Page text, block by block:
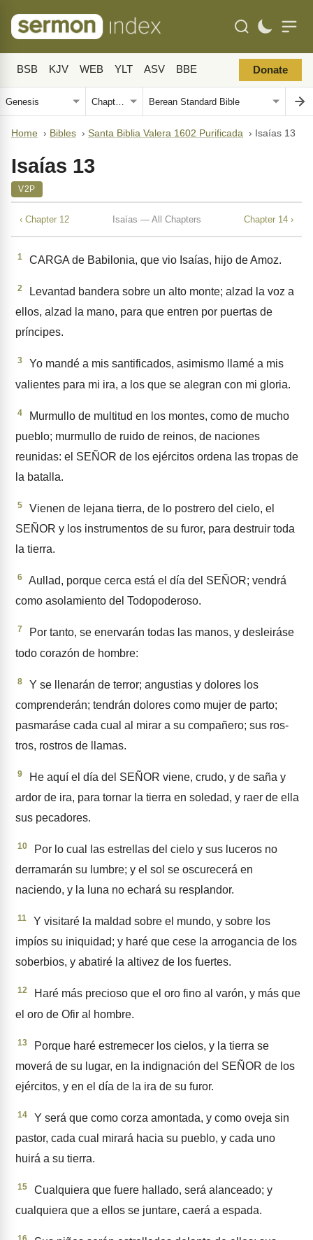
BSB KJV WEB YLT ASV BBE Donate
Home › Bibles › Santa Biblia Valera 1602 Purificada › Isaías 13
Isaías 13
V2P
‹ Chapter 12 Isaías — All Chapters Chapter 14 ›
1 CARGA de Babilonia, que vio Isaías, hijo de Amoz.
2
Levantad bandera sobre un alto monte; alzad la voz a
ellos, alzad la mano, para que entren por puertas de
príncipes.
3
Yo mandé a mis santificados, asimismo llamé a mis
valientes para mi ira, a los que se alegran con mi gloria.
4
Murmullo de multitud en los montes, como de mucho
pueblo; murmullo de ruido de reinos, de naciones
reunidas: el SEÑOR de los ejércitos ordena las tropas de
la batalla.
5
Vienen de lejana tierra, de lo postrero del cielo, el
SEÑOR y los instrumentos de su furor, para destruir toda
la tierra.
6
Aullad, porque cerca está el día del SEÑOR; vendrá
como asola­miento del Todopoderoso.
7
Por tanto, se enervarán todas las manos, y desleiráse
todo co­razón de hombre:
8
Y se llenarán de terror; angus­tias y dolores los
comprenderán; tendrán dolores como mujer de parto;
pasmaráse cada cual al mirar a su compañero; sus ros­
tros, rostros de llamas.
9
He aquí el día del SEÑOR viene, crudo, y de saña y
ardor de ira, para tornar la tierra en soledad, y raer de ella
sus pecadores.
10
Por lo cual las estrellas del cielo y sus luceros no
derrama­rán su lumbre; y el sol se oscure­cerá en
naciendo, y la luna no echará su resplandor.
11
Y visitaré la maldad sobre el mundo, y sobre los
impíos su iniquidad; y haré que cese la arrogancia de los
soberbios, y abatiré la altivez de los fuertes.
12
Haré más precioso que el oro fino al varón, y más que
el oro de Ofir al hombre.
13
Porque haré estremecer los cielos, y la tierra se
moverá de su lugar, en la indignación del SEÑOR de los
ejércitos, y en el día de la ira de su furor.
14
Y será que como corza amon­tada, y como oveja sin
pastor, cada cual mirará hacia su pueblo, y cada uno
huirá a su tierra.
15
Cualquiera que fuere hallado, será alanceado; y
cualquiera que a ellos se juntare, caerá a espada.